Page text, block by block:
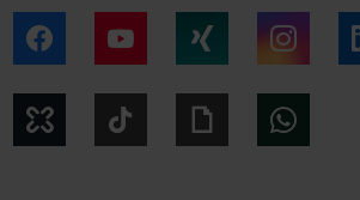
Facebook YouTube
Kununu Giphy